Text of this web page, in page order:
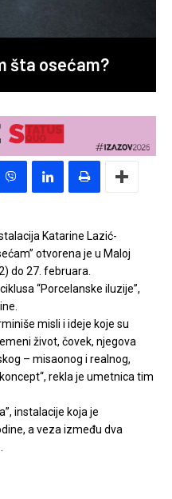
šta osećam?
Katarine Lazić-
otvorena je u Maloj
do 27. februara.
“Porcelanske iluzije”,
misli i ideje koje su
život, čovek, njegova
– misaonog i realnog,
rekla je umetnica tim
instalacije koja je
a veza između dva